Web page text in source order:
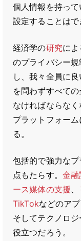
個人情報を持っ
設定することはで
経済学の研究によ
のプライバシー
し、我々全員に
を問わずすべて
なければならな
プラットフォー
る。
包括的で強力な
点もたらす。 金融
ース媒体の支援、
TikTokなどのア
そしてテクノロ
役立つだろう。